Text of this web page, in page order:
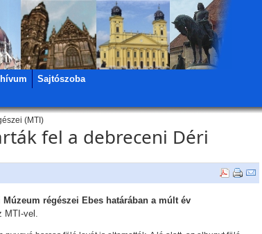
Sajtószoba
(MTI)
fel a debreceni Déri
régészei Ebes határában a múlt év
MTI-vel.